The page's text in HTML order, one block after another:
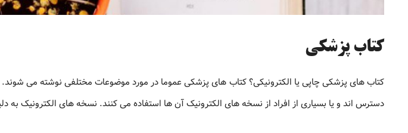
کتاب پزشکی
کتاب های پزشکی چاپی یا الکترونیکی؟ کتاب های پزشکی عموما در مورد موضوعات مختلفی نوشته می
دسترس اند و یا بسیاری از افراد از نسخه های الکترونیک آن ها استفاده می کنند. نسخه های الکترونیک به